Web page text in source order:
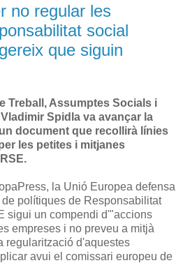
no regular les
social
que siguin
Treball, Assumptes Socials i
Spidla va avançar la
document que recollirà línies
les petites i mitjanes
la Unió Europea defensa
polítiques de Responsabilitat
sigui un compendi d'"accions
empreses i no preveu a mitjà
regularització d'aquestes
avui el comissari europeu de